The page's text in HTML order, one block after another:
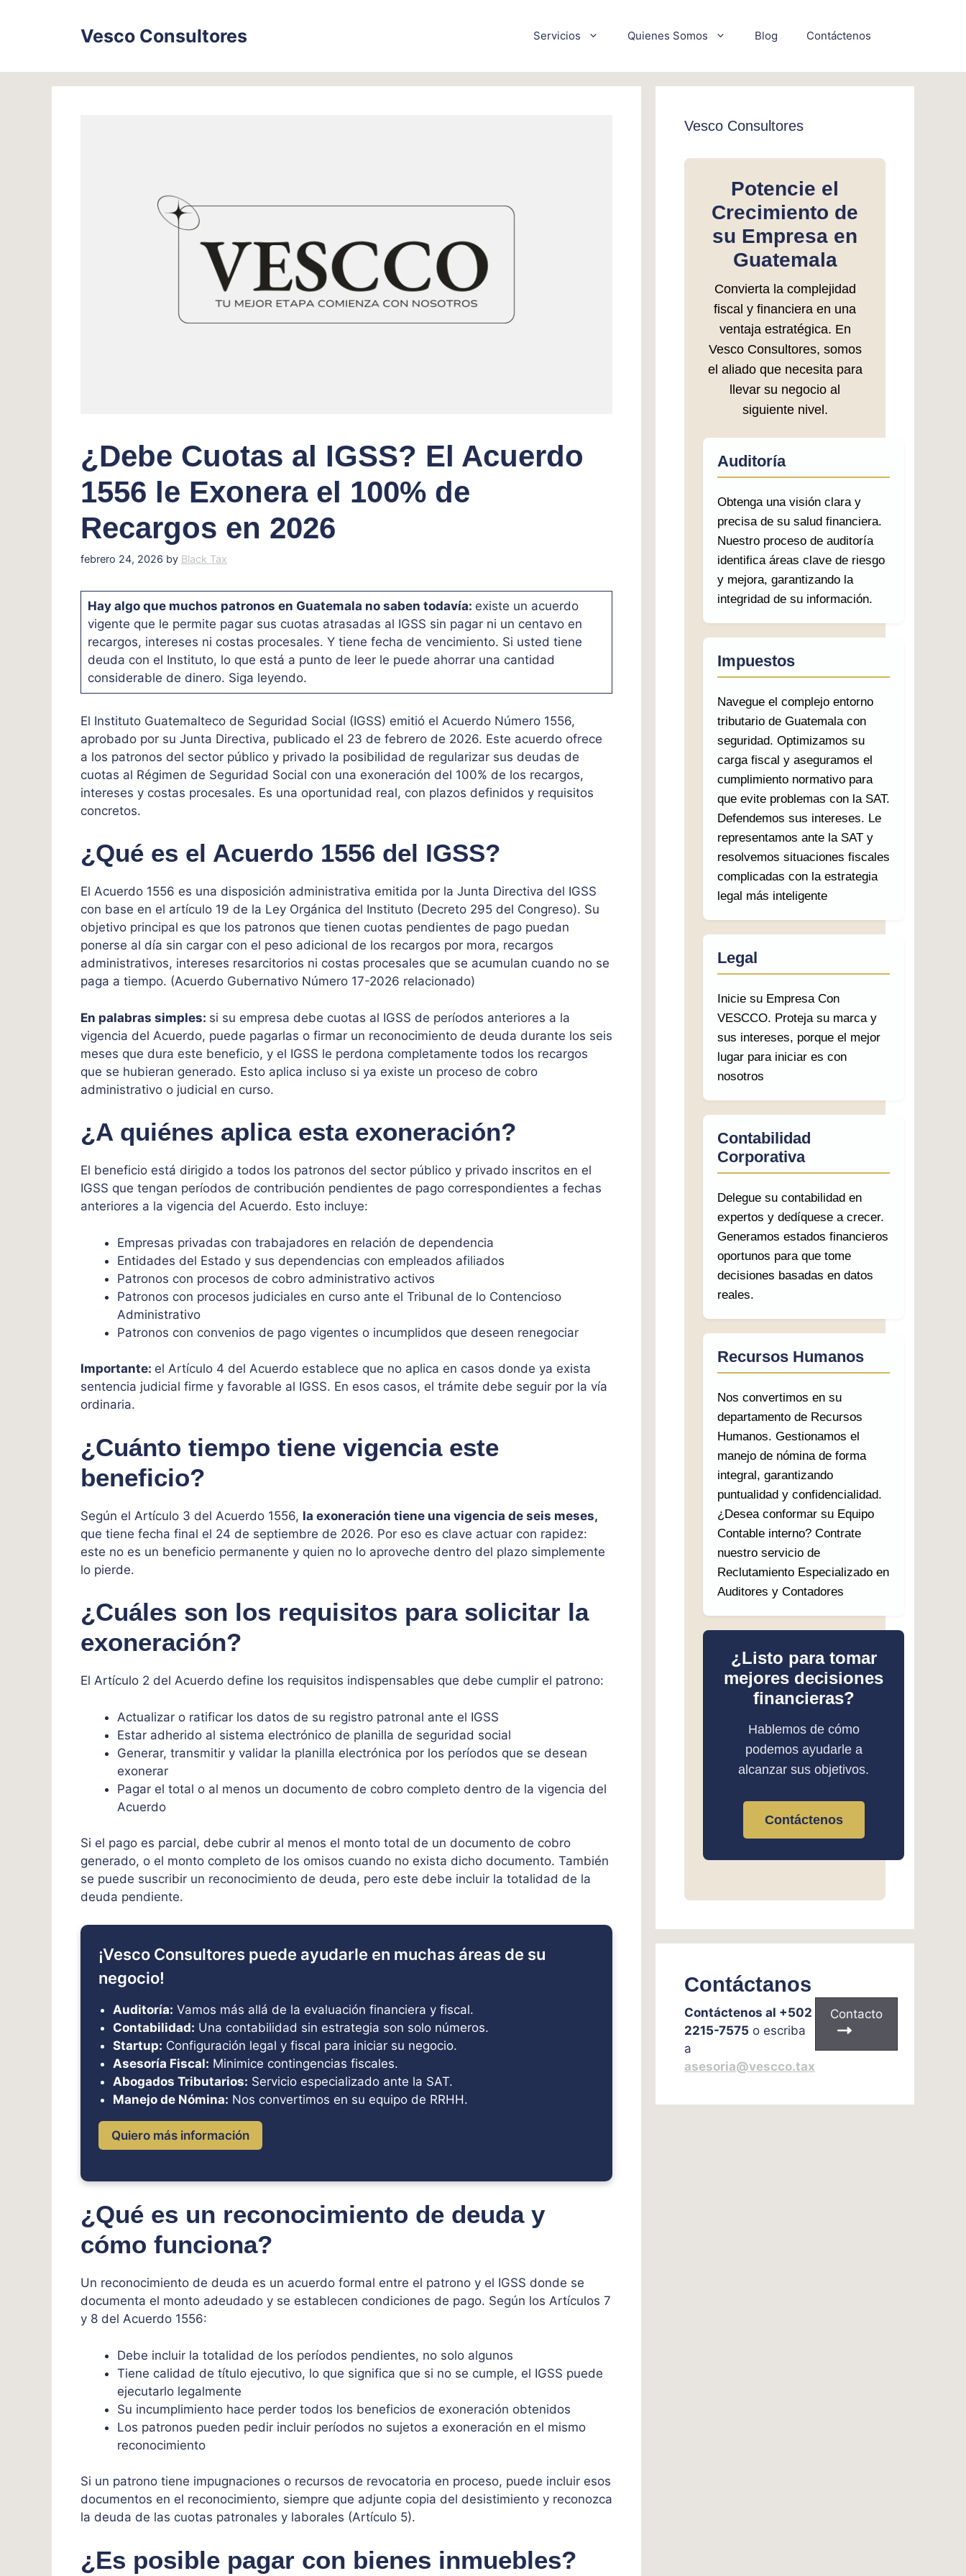
Vesco Consultores Servicios Quienes Somos Blog Contáctenos
¿Debe Cuotas al IGSS? El Acuerdo
1556 le Exonera el 100% de
Recargos en 2026
febrero 24, 2026 by Black Tax
Hay algo que muchos patronos en Guatemala no saben todavía: existe un acuerdo
vigente que le permite pagar sus cuotas atrasadas al IGSS sin pagar ni un centavo en
recargos, intereses ni costas procesales. Y tiene fecha de vencimiento. Si usted tiene
deuda con el Instituto, lo que está a punto de leer le puede ahorrar una cantidad
considerable de dinero. Siga leyendo.
El Instituto Guatemalteco de Seguridad Social (IGSS) emitió el Acuerdo Número 1556,
aprobado por su Junta Directiva, publicado el 23 de febrero de 2026. Este acuerdo ofrece
a los patronos del sector público y privado la posibilidad de regularizar sus deudas de
cuotas al Régimen de Seguridad Social con una exoneración del 100% de los recargos,
intereses y costas procesales. Es una oportunidad real, con plazos definidos y requisitos
concretos.
¿Qué es el Acuerdo 1556 del IGSS?
El Acuerdo 1556 es una disposición administrativa emitida por la Junta Directiva del IGSS
con base en el artículo 19 de la Ley Orgánica del Instituto (Decreto 295 del Congreso). Su
objetivo principal es que los patronos que tienen cuotas pendientes de pago puedan
ponerse al día sin cargar con el peso adicional de los recargos por mora, recargos
administrativos, intereses resarcitorios ni costas procesales que se acumulan cuando no se
paga a tiempo. (Acuerdo Gubernativo Número 17-2026 relacionado)
En palabras simples: si su empresa debe cuotas al IGSS de períodos anteriores a la
vigencia del Acuerdo, puede pagarlas o firmar un reconocimiento de deuda durante los seis
meses que dura este beneficio, y el IGSS le perdona completamente todos los recargos
que se hubieran generado. Esto aplica incluso si ya existe un proceso de cobro
administrativo o judicial en curso.
¿A quiénes aplica esta exoneración?
El beneficio está dirigido a todos los patronos del sector público y privado inscritos en el
IGSS que tengan períodos de contribución pendientes de pago correspondientes a fechas
anteriores a la vigencia del Acuerdo. Esto incluye:
Empresas privadas con trabajadores en relación de dependencia
Entidades del Estado y sus dependencias con empleados afiliados
Patronos con procesos de cobro administrativo activos
Patronos con procesos judiciales en curso ante el Tribunal de lo Contencioso
Administrativo
Patronos con convenios de pago vigentes o incumplidos que deseen renegociar
Importante: el Artículo 4 del Acuerdo establece que no aplica en casos donde ya exista
sentencia judicial firme y favorable al IGSS. En esos casos, el trámite debe seguir por la vía
ordinaria.
¿Cuánto tiempo tiene vigencia este
beneficio?
Según el Artículo 3 del Acuerdo 1556, la exoneración tiene una vigencia de seis meses,
que tiene fecha final el 24 de septiembre de 2026. Por eso es clave actuar con rapidez:
este no es un beneficio permanente y quien no lo aproveche dentro del plazo simplemente
lo pierde.
¿Cuáles son los requisitos para solicitar la
exoneración?
El Artículo 2 del Acuerdo define los requisitos indispensables que debe cumplir el patrono:
Actualizar o ratificar los datos de su registro patronal ante el IGSS
Estar adherido al sistema electrónico de planilla de seguridad social
Generar, transmitir y validar la planilla electrónica por los períodos que se desean
exonerar
Pagar el total o al menos un documento de cobro completo dentro de la vigencia del
Acuerdo
Si el pago es parcial, debe cubrir al menos el monto total de un documento de cobro
generado, o el monto completo de los omisos cuando no exista dicho documento. También
se puede suscribir un reconocimiento de deuda, pero este debe incluir la totalidad de la
deuda pendiente.
¡Vesco Consultores puede ayudarle en muchas áreas de su
negocio!
Auditoría: Vamos más allá de la evaluación financiera y fiscal.
Contabilidad: Una contabilidad sin estrategia son solo números.
Startup: Configuración legal y fiscal para iniciar su negocio.
Asesoría Fiscal: Minimice contingencias fiscales.
Abogados Tributarios: Servicio especializado ante la SAT.
Manejo de Nómina: Nos convertimos en su equipo de RRHH.
Quiero más información
¿Qué es un reconocimiento de deuda y
cómo funciona?
Un reconocimiento de deuda es un acuerdo formal entre el patrono y el IGSS donde se
documenta el monto adeudado y se establecen condiciones de pago. Según los Artículos 7
y 8 del Acuerdo 1556:
Debe incluir la totalidad de los períodos pendientes, no solo algunos
Tiene calidad de título ejecutivo, lo que significa que si no se cumple, el IGSS puede
ejecutarlo legalmente
Su incumplimiento hace perder todos los beneficios de exoneración obtenidos
Los patronos pueden pedir incluir períodos no sujetos a exoneración en el mismo
reconocimiento
Si un patrono tiene impugnaciones o recursos de revocatoria en proceso, puede incluir esos
documentos en el reconocimiento, siempre que adjunte copia del desistimiento y reconozca
la deuda de las cuotas patronales y laborales (Artículo 5).
¿Es posible pagar con bienes inmuebles?
Vesco Consultores
Potencie el
Crecimiento de
su Empresa en
Guatemala
Convierta la complejidad
fiscal y financiera en una
ventaja estratégica. En
Vesco Consultores, somos
el aliado que necesita para
llevar su negocio al
siguiente nivel.
Auditoría
Obtenga una visión clara y
precisa de su salud financiera.
Nuestro proceso de auditoría
identifica áreas clave de riesgo
y mejora, garantizando la
integridad de su información.
Impuestos
Navegue el complejo entorno
tributario de Guatemala con
seguridad. Optimizamos su
carga fiscal y aseguramos el
cumplimiento normativo para
que evite problemas con la SAT.
Defendemos sus intereses. Le
representamos ante la SAT y
resolvemos situaciones fiscales
complicadas con la estrategia
legal más inteligente
Legal
Inicie su Empresa Con
VESCCO. Proteja su marca y
sus intereses, porque el mejor
lugar para iniciar es con
nosotros
Contabilidad
Corporativa
Delegue su contabilidad en
expertos y dedíquese a crecer.
Generamos estados financieros
oportunos para que tome
decisiones basadas en datos
reales.
Recursos Humanos
Nos convertimos en su
departamento de Recursos
Humanos. Gestionamos el
manejo de nómina de forma
integral, garantizando
puntualidad y confidencialidad.
¿Desea conformar su Equipo
Contable interno? Contrate
nuestro servicio de
Reclutamiento Especializado en
Auditores y Contadores
¿Listo para tomar
mejores decisiones
financieras?
Hablemos de cómo
podemos ayudarle a
alcanzar sus objetivos.
Contáctenos
Contáctanos
Contáctenos al +502
2215-7575 o escriba
a
asesoria@vescco.tax
Contacto